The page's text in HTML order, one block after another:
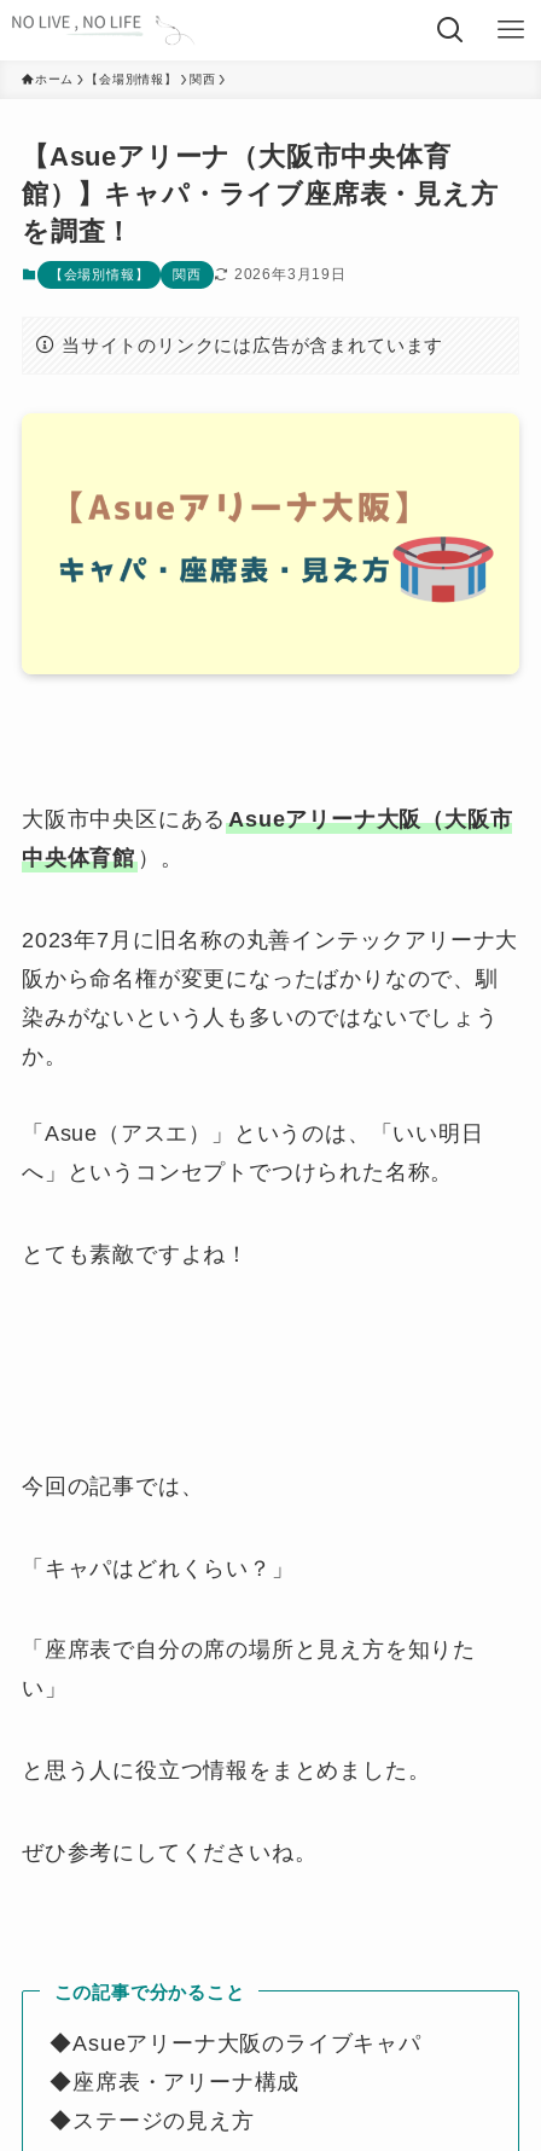
ホーム 【会場別情報】 関西
【Asueアリーナ（大阪市中央体育
館）】キャパ・ライブ座席表・見え方
を調査！
【会場別情報】 関西 2026年3月19日
当サイトのリンクには広告が含まれています
大阪市中央区にあるAsueアリーナ大阪（大阪市
中央体育館）。
2023年7月に旧名称の丸善インテックアリーナ大
阪から命名権が変更になったばかりなので、馴
染みがないという人も多いのではないでしょう
か。
「Asue（アスエ）」というのは、「いい明日
へ」というコンセプトでつけられた名称。
とても素敵ですよね！
今回の記事では、
「キャパはどれくらい？」
「座席表で自分の席の場所と見え方を知りた
い」
と思う人に役立つ情報をまとめました。
ぜひ参考にしてくださいね。
この記事で分かること
◆Asueアリーナ大阪のライブキャパ
◆座席表・アリーナ構成
◆ステージの見え方